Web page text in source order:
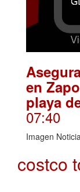
en
playa
07:40
Imagen
costco